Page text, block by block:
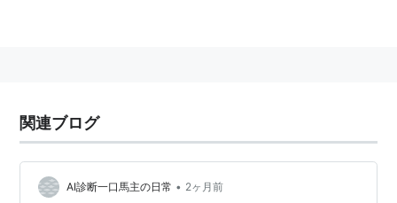
関連ブログ
AI診断一口馬主の日常 • 2ヶ月前